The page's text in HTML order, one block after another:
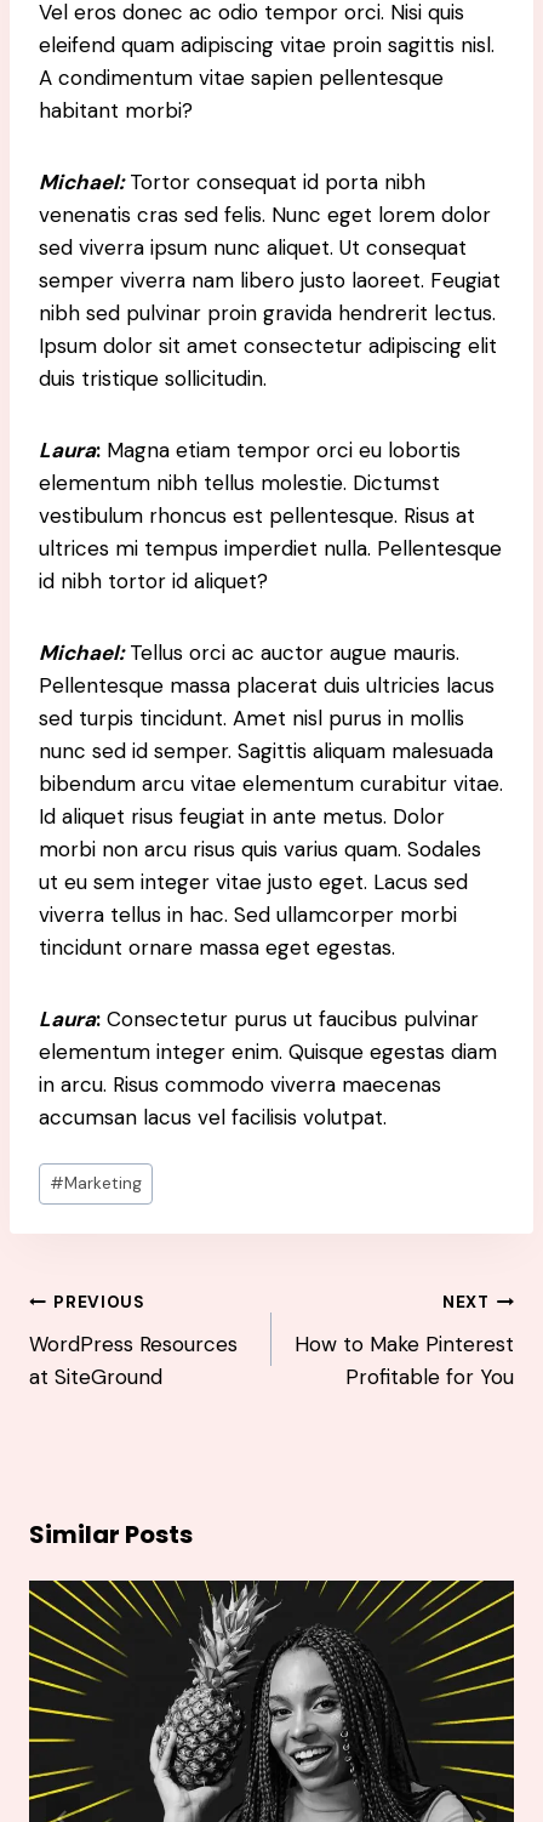
Vel eros donec ac odio tempor orci. Nisi quis
eleifend quam adipiscing vitae proin sagittis nisl.
A condimentum vitae sapien pellentesque
habitant morbi?
Michael:Tortor consequat id porta nibh
venenatis cras sed felis. Nunc eget lorem dolor
sed viverra ipsum nunc aliquet. Ut consequat
semper viverra nam libero justo laoreet. Feugiat
nibh sed pulvinar proin gravida hendrerit lectus.
Ipsum dolor sit amet consectetur adipiscing elit
duis tristique sollicitudin.
Laura: Magna etiam tempor orci eu lobortis
elementum nibh tellus molestie. Dictumst
vestibulum rhoncus est pellentesque. Risus at
ultrices mi tempus imperdiet nulla. Pellentesque
id nibh tortor id aliquet?
Michael:Tellus orci ac auctor augue mauris.
Pellentesque massa placerat duis ultricies lacus
sed turpis tincidunt. Amet nisl purus in mollis
nunc sed id semper. Sagittis aliquam malesuada
bibendum arcu vitae elementum curabitur vitae.
Id aliquet risus feugiat in ante metus. Dolor
morbi non arcu risus quis varius quam. Sodales
ut eu sem integer vitae justo eget. Lacus sed
viverra tellus in hac. Sed ullamcorper morbi
tincidunt ornare massa eget egestas.
Laura: Consectetur purus ut faucibus pulvinar
elementum integer enim. Quisque egestas diam
in arcu. Risus commodo viverra maecenas
accumsan lacus vel facilisis volutpat.
Post
Tags:
#Marketing
Post
navigation
PREVIOUS
WordPress Resources
at SiteGround
NEXT
How to Make Pinterest
Profitable for You
Similar Posts